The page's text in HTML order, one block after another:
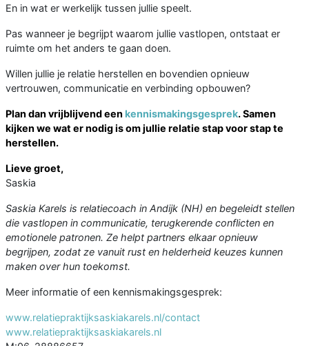
En in wat er werkelijk tussen jullie speelt.
Pas wanneer je begrijpt waarom jullie vastlopen, ontstaat er
ruimte om het anders te gaan doen.
Willen jullie je relatie herstellen en bovendien opnieuw
vertrouwen, communicatie en verbinding opbouwen?
Plan dan vrijblijvend een kennismakingsgesprek. Samen
kijken we wat er nodig is om jullie relatie stap voor stap te
herstellen.
Lieve groet,
Saskia
Saskia Karels is relatiecoach in Andijk (NH) en begeleidt stellen
die vastlopen in communicatie, terugkerende conflicten en
emotionele patronen. Ze helpt partners elkaar opnieuw
begrijpen, zodat ze vanuit rust en helderheid keuzes kunnen
maken over hun toekomst.
Meer informatie of een kennismakingsgesprek:
www.relatiepraktijksaskiakarels.nl/contact
www.relatiepraktijksaskiakarels.nl